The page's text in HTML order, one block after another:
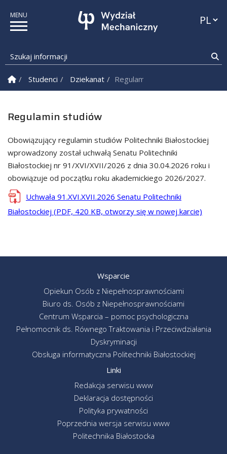
Szukaj informacji
Strona Główna
Studenci Dziekanat Regulamin studiów
Regulamin studiów
Obowiązujący regulamin studiów Politechniki Białostockiej
wprowadzony został uchwałą Senatu Politechniki
Białostockiej nr 91/XVI/XVII/2026 z dnia 30.04.2026 roku i
obowiązuje od początku roku akademickiego 2026/2027.
Uchwała 91.XVI.XVII.2026 Senatu Politechniki
Białostockiej (PDF, 420 KB, otworzy się w nowej karcie)
Wsparcie
Opiekun Osób z Niepełnosprawnościami
Biuro ds. Osób z Niepełnosprawnościami
Centrum Wsparcia – pomoc psychologiczna
Pełnomocnik ds. Równego Traktowania i Przeciwdziałania
Dyskryminacji
Obsługa informatyczna Politechniki Białostockiej
Linki
Redakcja serwisu www
Deklaracja dostępności
Polityka prywatności
Poprzednia wersja serwisu www
Politechnika Białostocka